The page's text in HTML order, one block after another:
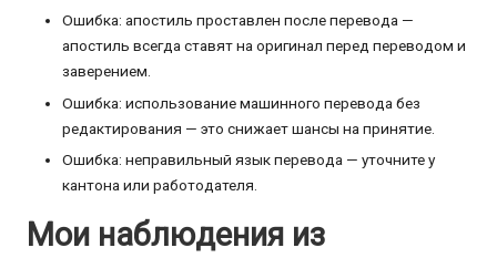
Ошибка: апостиль проставлен после перевода —
апостиль всегда ставят на оригинал перед переводом и
заверением.
Ошибка: использование машинного перевода без
редактирования — это снижает шансы на принятие.
Ошибка: неправильный язык перевода — уточните у
кантона или работодателя.
Мои наблюдения из